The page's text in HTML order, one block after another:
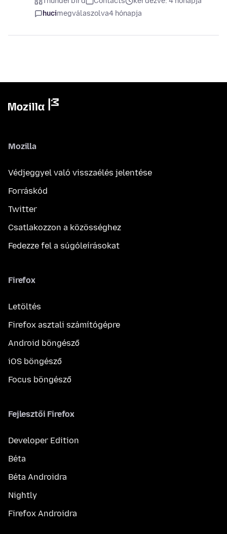
hucimegválaszolva4 hónapja
Mozilla
Védjeggyel való visszaélés jelentése
Forráskód
Twitter
Csatlakozzon a közösséghez
Fedezze fel a súgóleírásokat
Firefox
Letöltés
Firefox asztali számítógépre
Android böngésző
iOS böngésző
Focus böngésző
Fejlesztői Firefox
Developer Edition
Béta
Béta Androidra
Nightly
Firefox Androidra